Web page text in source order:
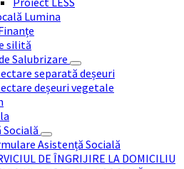
Lumina
silită
Salubrizare
separată deșeuri
deșeuri vegetale
Asistență Socială
DE ÎNGRIJIRE LA DOMICILIU